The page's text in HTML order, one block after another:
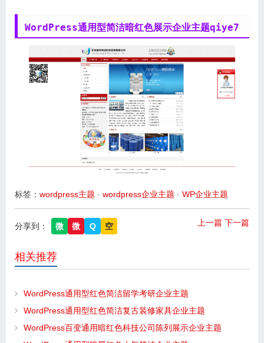
WordPress通用型简洁暗红色展示企业主题qiye7
标签： wordpress主题 · wordpress企业主题 · WP企业主题
上一篇 下一篇
分享到： 微 微 Q 空
相关推荐
WordPress通用型红色简洁留学考研企业主题
WordPress通用型红色简洁复古装修家具企业主题
WordPress百变通用暗红色科技公司陈列展示企业主题